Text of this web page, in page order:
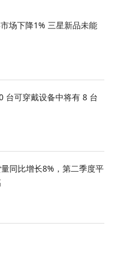
场下降1% 三星新品未能
台可穿戴设备中将有 8 台
同比增长8%，第二季度平